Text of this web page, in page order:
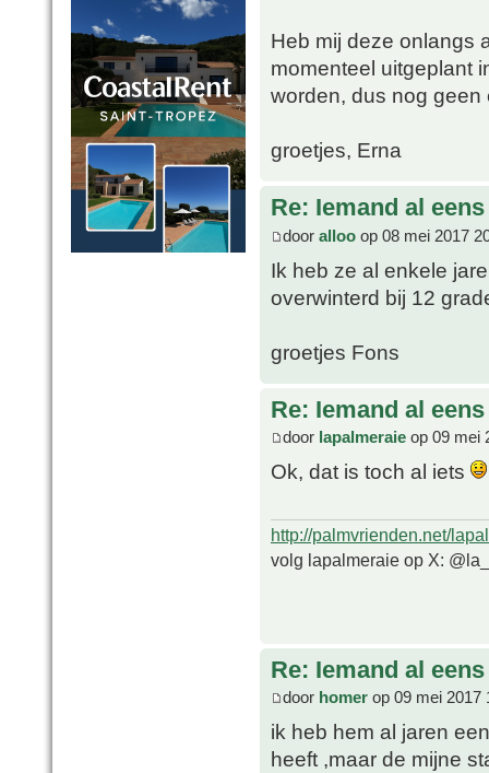
Heb mij deze onlangs
momenteel uitgeplant
worden, dus nog geen
groetjes, Erna
Re: Iemand al
door alloo op 08 mei 2017
Ik heb ze al enkele
overwinterd bij 12
groetjes Fons
Re: Iemand al
door lapalmeraie op 09 mei
Ok, dat is toch al iets
http://palmvrienden.net/
volg lapalmeraie op X:
Re: Iemand al
door homer op 09 mei 2017
ik heb hem al jaren
heeft ,maar de mijne